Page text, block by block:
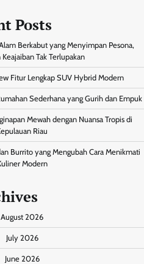
Posts
Berkabut yang Menyimpan Pesona,
Tak Terlupakan
Fitur Lengkap SUV Hybrid Modern
Sederhana yang Gurih dan Empuk
Mewah dengan Nuansa Tropis di
Riau
Burrito yang Mengubah Cara Menikmati
Modern
August 2026
July 2026
June 2026